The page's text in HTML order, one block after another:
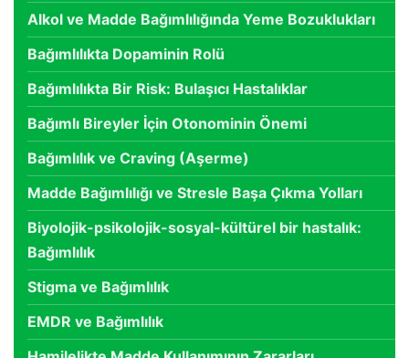
Alkol ve Madde Bağımlılığında Yeme Bozuklukları
Bağımlılıkta Dopaminin Rolü
Bağımlılıkta Bir Risk: Bulaşıcı Hastalıklar
Bağımlı Bireyler İçin Otonominin Önemi
Bağımlılık ve Craving (Aşerme)
Madde Bağımlılığı ve Stresle Başa Çıkma Yolları
Biyolojik-psikolojik-sosyal-kültürel bir hastalık:
Bağımlılık
Stigma ve Bağımlılık
EMDR ve Bağımlılık